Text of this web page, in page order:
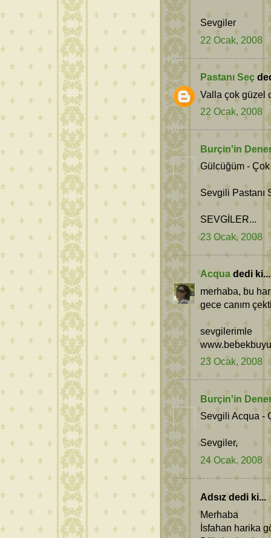
Sevgiler
22 Ocak, 2008
Pastanı Seç
Valla çok güzel
22 Ocak, 2008
Burçin'in
Gülcüğüm -
Sevgili Pastanı
SEVGİLER...
23 Ocak, 2008
Acqua dedi ki...
merhaba, bu
gece canım
sevgilerimle
23 Ocak, 2008
Burçin'in
Sevgili Acqua -
Sevgiler,
24 Ocak, 2008
Adsız dedi ki...
Merhaba
İsfahan harika